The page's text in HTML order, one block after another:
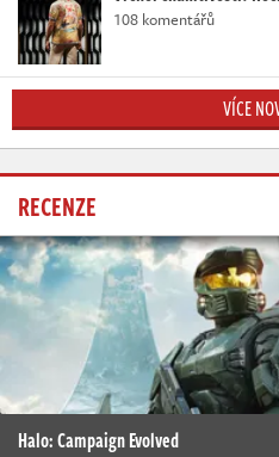
108 komentářů
VÍCE
RECENZE
Halo: Campaign Evolved